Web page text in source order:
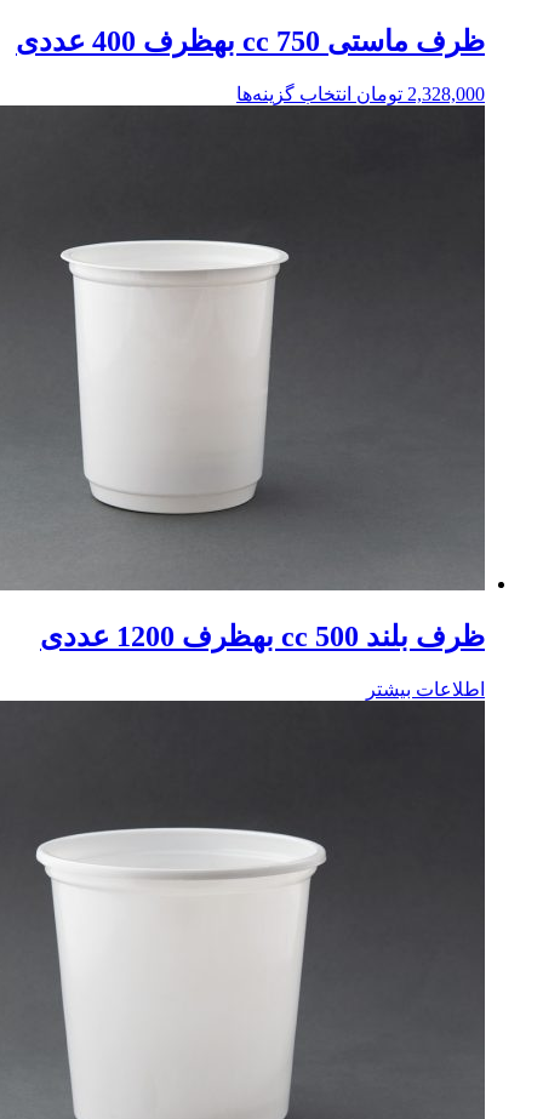
ظرف ماستی 750 cc بهظرف 400 عددی
2,328,000 تومان انتخاب گزینه‌ها
ظرف بلند 500 cc بهظرف 1200 عددی
اطلاعات بیشتر